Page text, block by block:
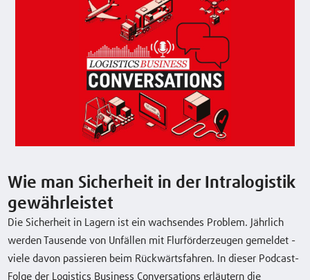
Wie man Sicherheit in der Intralogistik
gewährleistet
Die Sicherheit in Lagern ist ein wachsendes Problem. Jährlich
werden Tausende von Unfällen mit Flurförderzeugen gemeldet -
viele davon passieren beim Rückwärtsfahren. In dieser Podcast-
Folge der Logistics Business Conversations erläutern die